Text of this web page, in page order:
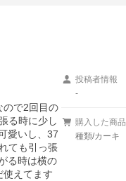
ので2回目の
る時に少し
愛いし、37
ても引っ張
る時は横の
使えてます
投稿者情報
-
購入した商品
種類/カーキ